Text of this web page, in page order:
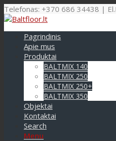
Telefonas: +370 686 34438 |
Pagrindinis
Apie mus
Produktai
BALTMIX 140
BALTMIX 250
BALTMIX 250+
BALTMIX 350
Objektai
Kontaktai
Search
Menu